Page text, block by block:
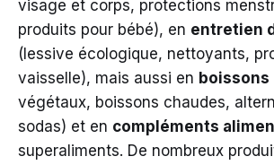
visage et corps, protections
produits pour bébé), en entretien
(lessive écologique, nettoyants,
vaisselle), mais aussi en boissons
végétaux, boissons chaudes,
sodas) et en compléments
superaliments. De nombreux